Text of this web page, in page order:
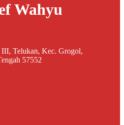
Wahyu
Telukan, Kec. Grogol,
57552